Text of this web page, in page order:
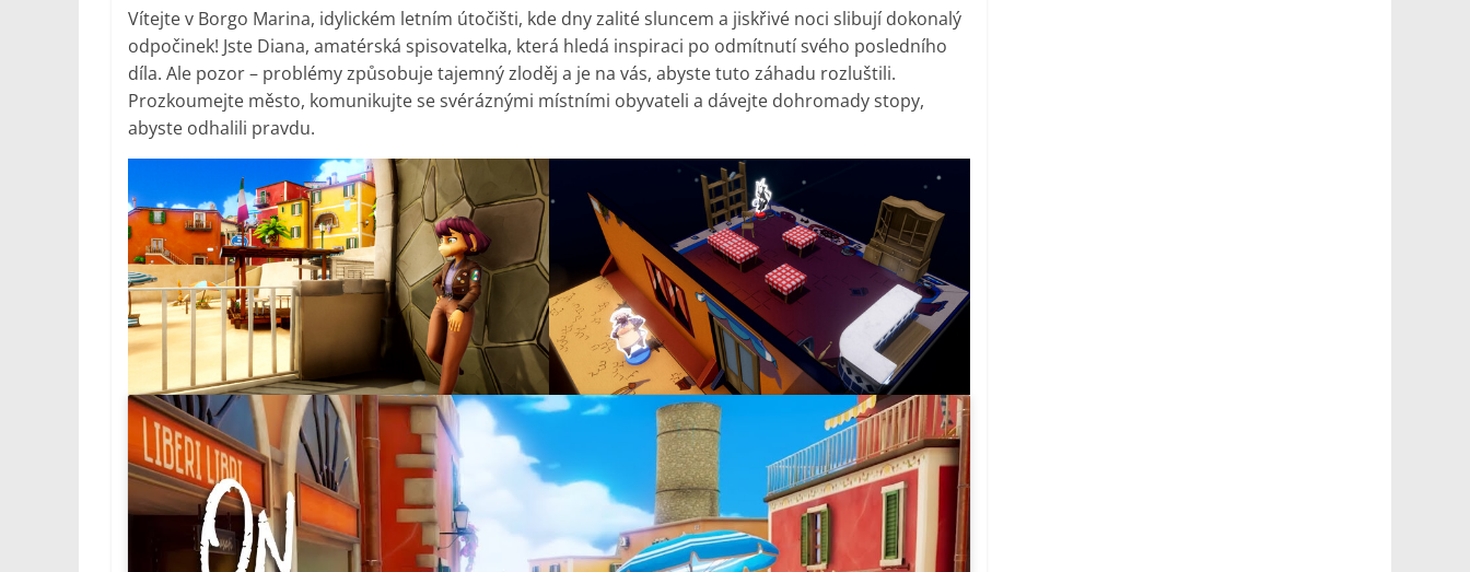
Vítejte v Borgo Marina, idylickém letním útočišti, kde dny zalité sluncem a jiskřivé noci slibují dokonalý
odpočinek! Jste Diana, amatérská spisovatelka, která hledá inspiraci po odmítnutí svého posledního
díla. Ale pozor – problémy způsobuje tajemný zloděj a je na vás, abyste tuto záhadu rozluštili.
Prozkoumejte město, komunikujte se svéráznými místními obyvateli a dávejte dohromady stopy,
abyste odhalili pravdu.